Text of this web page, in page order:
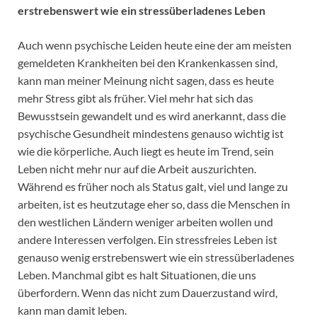
erstrebenswert wie ein stressüberladenes Leben
Auch wenn psychische Leiden heute eine der am meisten
gemeldeten Krankheiten bei den Krankenkassen sind,
kann man meiner Meinung nicht sagen, dass es heute
mehr Stress gibt als früher. Viel mehr hat sich das
Bewusstsein gewandelt und es wird anerkannt, dass die
psychische Gesundheit mindestens genauso wichtig ist
wie die körperliche. Auch liegt es heute im Trend, sein
Leben nicht mehr nur auf die Arbeit auszurichten.
Während es früher noch als Status galt, viel und lange zu
arbeiten, ist es heutzutage eher so, dass die Menschen in
den westlichen Ländern weniger arbeiten wollen und
andere Interessen verfolgen. Ein stressfreies Leben ist
genauso wenig erstrebenswert wie ein stressüberladenes
Leben. Manchmal gibt es halt Situationen, die uns
überfordern. Wenn das nicht zum Dauerzustand wird,
kann man damit leben.